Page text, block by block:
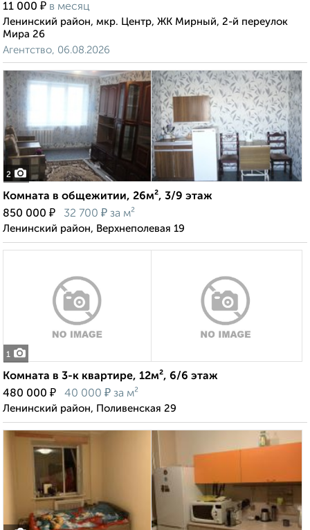
11 000 ₽ в месяц
Ленинский район, мкр. Центр, ЖК Мирный, 2-й переулок
Мира 26
Агентство, 06.08.2026
2
Комната в общежитии, 26м², 3/9 этаж
850 000 ₽ 32 700 ₽ за м²
Ленинский район, Верхнеполевая 19
1
Комната в 3-к квартире, 12м², 6/6 этаж
480 000 ₽ 40 000 ₽ за м²
Ленинский район, Поливенская 29